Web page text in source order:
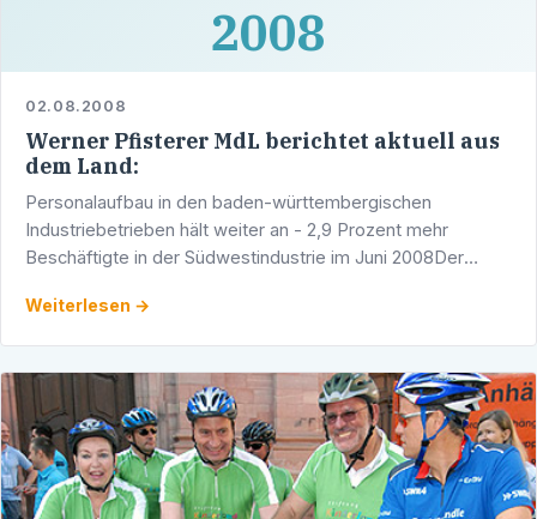
2008
02.08.2008
Werner Pfisterer MdL berichtet aktuell aus
dem Land:
Personalaufbau in den baden-württembergischen
Industriebetrieben hält weiter an - 2,9 Prozent mehr
Beschäftigte in der Südwestindustrie im Juni 2008Der
Industriebetrieben1) …
Weiterlesen →